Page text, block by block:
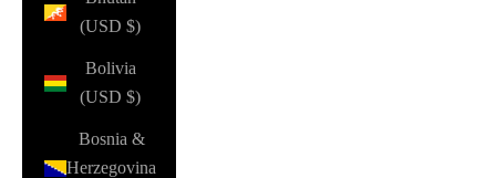
(USD $)
Bolivia
(USD $)
Bosnia &
Herzegovina